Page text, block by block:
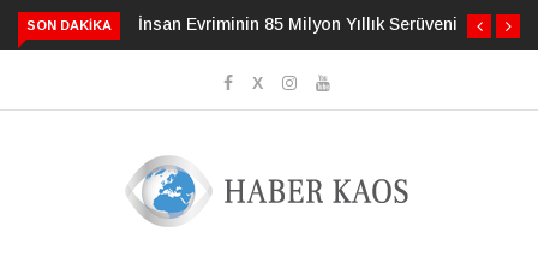
SON DAKIKA İnsan Evriminin 85 Milyon Yıllık Serüveni